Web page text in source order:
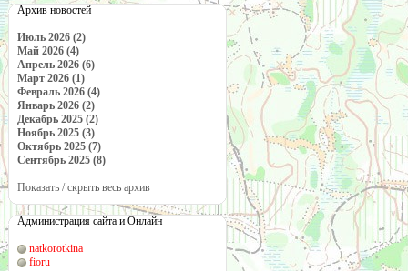
Архив новостей
Июль 2026 (2)
Май 2026 (4)
Апрель 2026 (6)
Март 2026 (1)
Февраль 2026 (4)
Январь 2026 (2)
Декабрь 2025 (2)
Ноябрь 2025 (3)
Октябрь 2025 (7)
Сентябрь 2025 (8)
Показать / скрыть весь архив
Администрация сайта и Онлайн
natkorotkina
fioru